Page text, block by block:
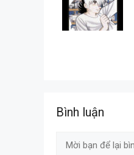
Bình luận
Comment